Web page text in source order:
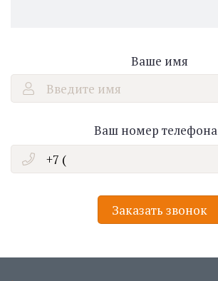
Ваше имя
Введите имя
Ваш номер телефона
Заказать звонок